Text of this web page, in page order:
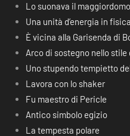
Lo suonava il maggiordomo
Una unità d’energia in
È vicina alla Garisenda di
Arco di sostegno nello
Uno stupendo tempietto
Lavora con lo shaker
Fu maestro di Pericle
Antico simbolo egizio
La tempesta polare